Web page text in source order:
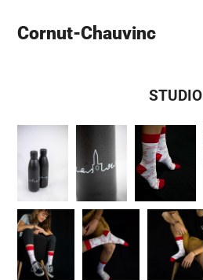
Cornut-Chauvinc
STUDIO